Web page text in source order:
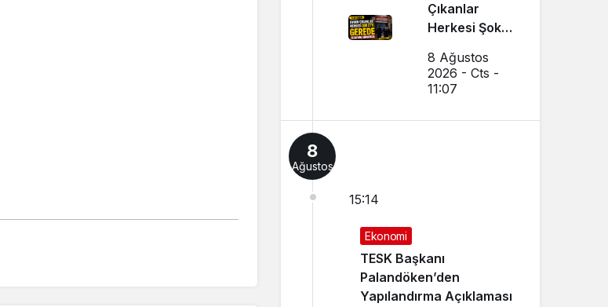
Çıkanlar
Herkesi Şoke
Cezaevine
Gönderildi
8 Ağustos
2026 - Cts -
11:07
8
Ağustos
15:14
Ekonomi
TESK Başkanı
Palandöken’den
Yapılandırma Açıklaması